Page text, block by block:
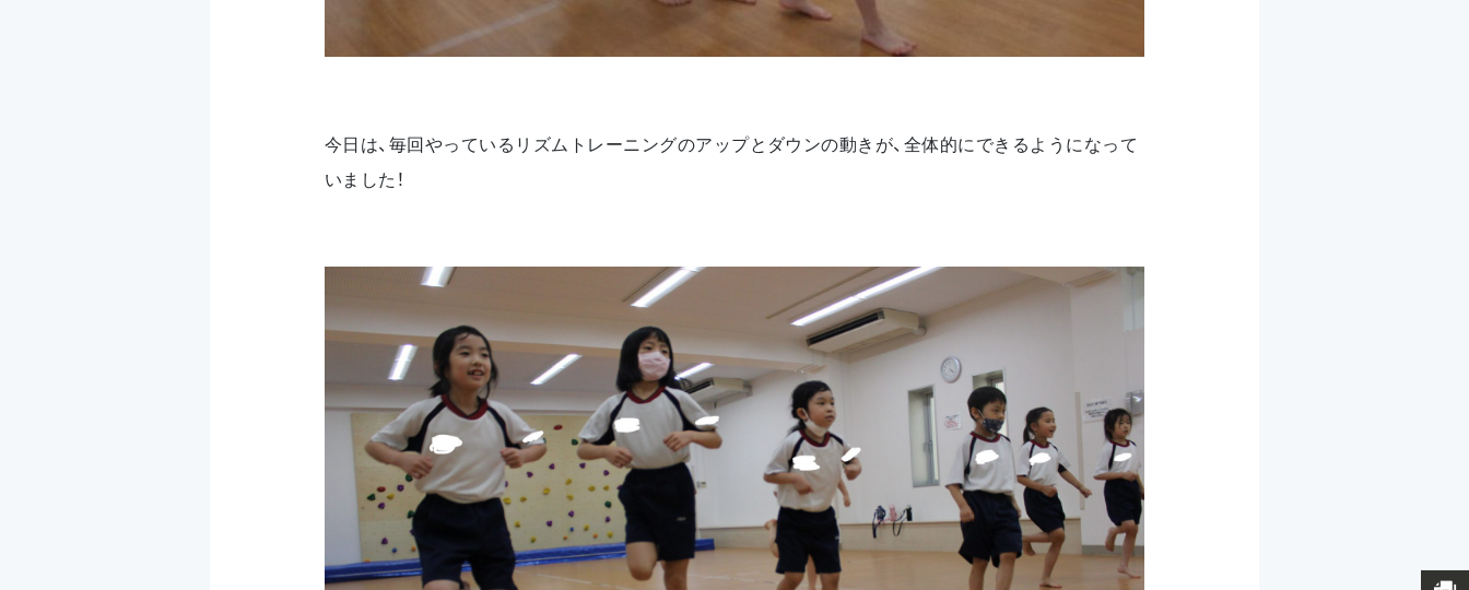
今日は、毎回やっているリズムトレーニングのアップとダウンの動きが、全体的にできるようになって
いました！